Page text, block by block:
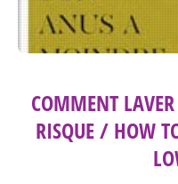
COMMENT
RISQUE / HOW